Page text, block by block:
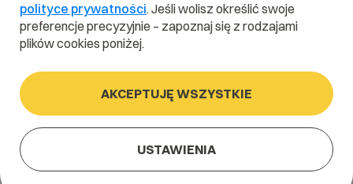
Artur Pajkert
Od 18 lat dzieli się wiedzą i poradami w sprawach e-
marketingu i hostingu, jako menedżer, autor publikacji,
polityce prywatności. Jeśli wolisz określić swoje
preferencje precyzyjnie – zapoznaj się z rodzajami
plików cookies poniżej.
AKCEPTUJĘ WSZYSTKIE
USTAWIENIA